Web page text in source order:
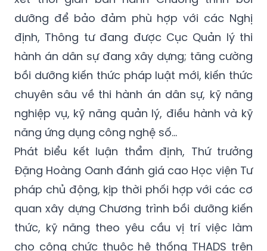
dưỡng để bảo đảm phù hợp với các Nghị
định, Thông tư đang được Cục Quản lý thi
hành án dân sự đang xây dựng; tăng cường
bồi dưỡng kiến thức pháp luật mới, kiến thức
chuyên sâu về thi hành án dân sự, kỹ năng
nghiệp vụ, kỹ năng quản lý, điều hành và kỹ
năng ứng dụng công nghệ số...
Phát biểu kết luận thẩm định, Thứ trưởng
Đặng Hoàng Oanh đánh giá cao Học viện Tư
pháp chủ động, kịp thời phối hợp với các cơ
quan xây dựng Chương trình bồi dưỡng kiến
thức, kỹ năng theo yêu cầu vị trí việc làm
cho công chức thuộc hệ thống THADS trên